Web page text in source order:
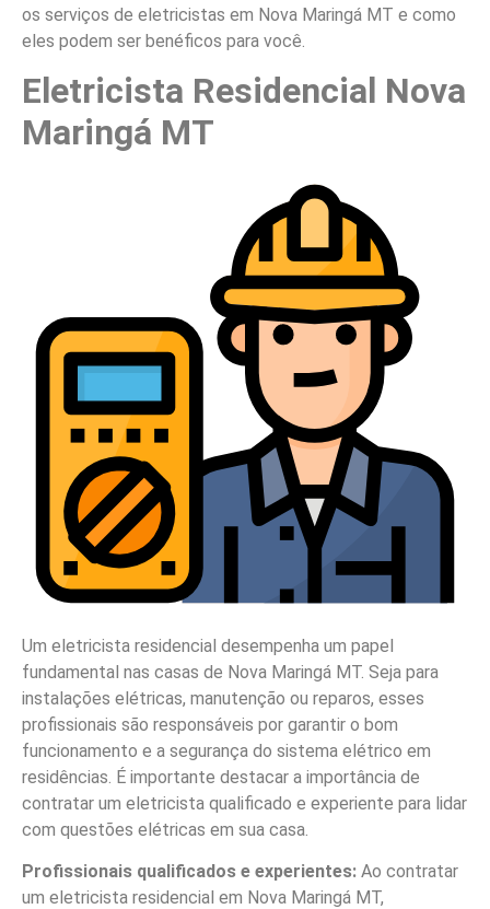
os serviços de eletricistas em Nova Maringá MT e como
eles podem ser benéficos para você.
Eletricista Residencial Nova
Maringá MT
Um eletricista residencial desempenha um papel
fundamental nas casas de Nova Maringá MT. Seja para
instalações elétricas, manutenção ou reparos, esses
profissionais são responsáveis por garantir o bom
funcionamento e a segurança do sistema elétrico em
residências. É importante destacar a importância de
contratar um eletricista qualificado e experiente para lidar
com questões elétricas em sua casa.
Profissionais qualificados e experientes: Ao contratar
um eletricista residencial em Nova Maringá MT,